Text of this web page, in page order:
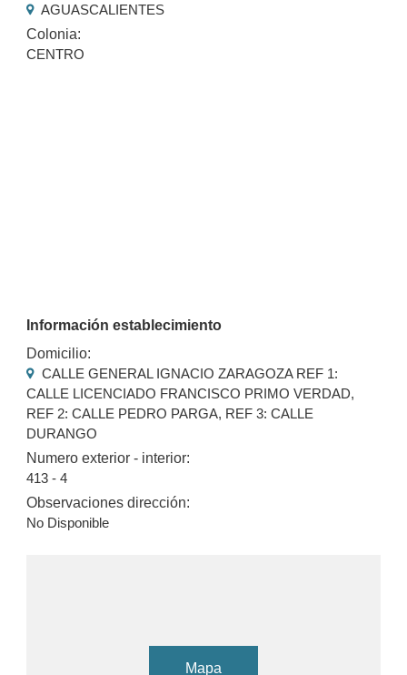
AGUASCALIENTES
Colonia:
CENTRO
Información establecimiento
Domicilio:
CALLE GENERAL IGNACIO ZARAGOZA REF 1:
CALLE LICENCIADO FRANCISCO PRIMO VERDAD,
REF 2: CALLE PEDRO PARGA, REF 3: CALLE
DURANGO
Numero exterior - interior:
413 - 4
Observaciones dirección:
No Disponible
Mapa